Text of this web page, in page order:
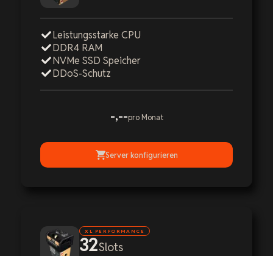
Leistungsstarke CPU
DDR4 RAM
NVMe SSD Speicher
DDoS-Schutz
-,--pro Monat
Server konfigurieren
XL PERFORMANCE
32Slots